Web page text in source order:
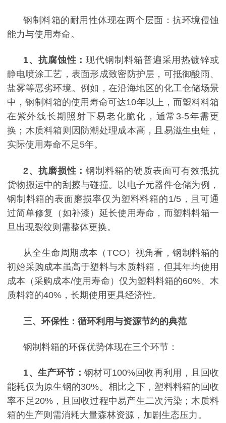
钢制料箱的耐用性体现在两个层面：抗环境侵蚀
能力与使用寿命。
1、 抗腐蚀性：现代钢制料箱普遍采用热镀锌或
静电喷涂工艺，表面形成致密防护层，可抵御酸雨、
盐雾等恶劣环境。例如，在沿海地区的化工仓储场景
中，钢制料箱的使用寿命可达10年以上，而塑料料箱
在紫外线长期照射下易老化脆化，通常3-5年需更
换；木质料箱则因防潮处理成本高，且易滋生虫蛀，
实际使用寿命不足5年。
2、 抗磨损性：钢制料箱的硬质表面可有效抵抗
货物搬运中的刮擦与碰撞。以电子元器件仓储为例，
钢制料箱的表面磨损率仅为塑料料箱的1/5，且可通
过简单修复（如补漆）延长使用寿命，而塑料料箱一
旦出现裂纹则需整体更换。
从全生命周期成本（ TCO）视角看，钢制料箱的
初始采购成本虽高于塑料与木质料箱，但其年均使用
成本（采购成本/使用寿命）仅为塑料料箱的60%、木
质料箱的40%，长期使用更具经济性。
三、环保性：循环利用与资源节约的典范
钢制料箱的环保优势体现在三个环节：
1、 生产环节：钢材可100%回收再利用，且回收
能耗仅为原生钢的30%。相比之下，塑料料箱的回收
率不足20%，且回收过程中易产生二次污染；木质料
箱的生产则需消耗大量森林资源，加剧生态压力。